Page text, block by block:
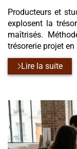
Producteurs et
explosent la
maîtrisés.
trésorerie projet en
Lire la suite